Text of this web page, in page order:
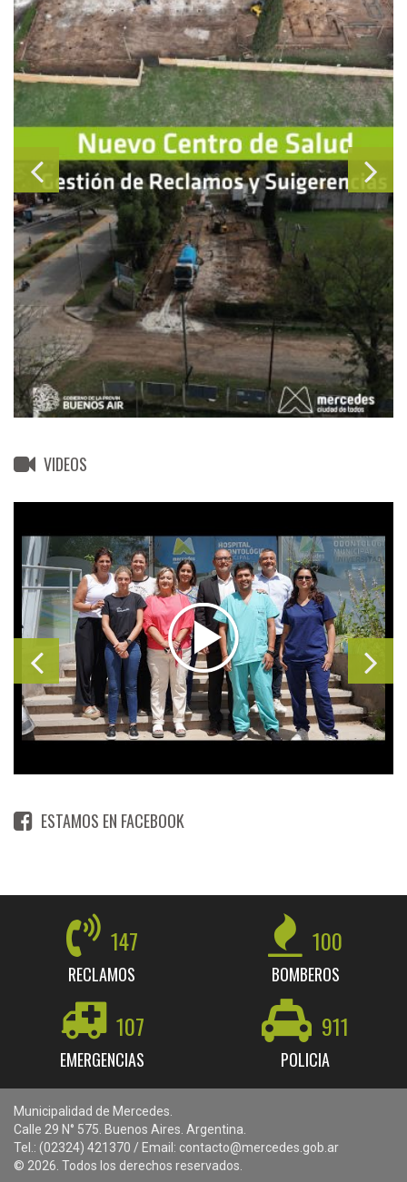
VIDEOS
ESTAMOS EN FACEBOOK
147
RECLAMOS
100
BOMBEROS
107
EMERGENCIAS
911
POLICIA
Municipalidad de Mercedes.
Calle 29 N° 575. Buenos Aires. Argentina.
Tel.: (02324) 421370 / Email: contacto@mercedes.gob.ar
© 2026. Todos los derechos reservados.